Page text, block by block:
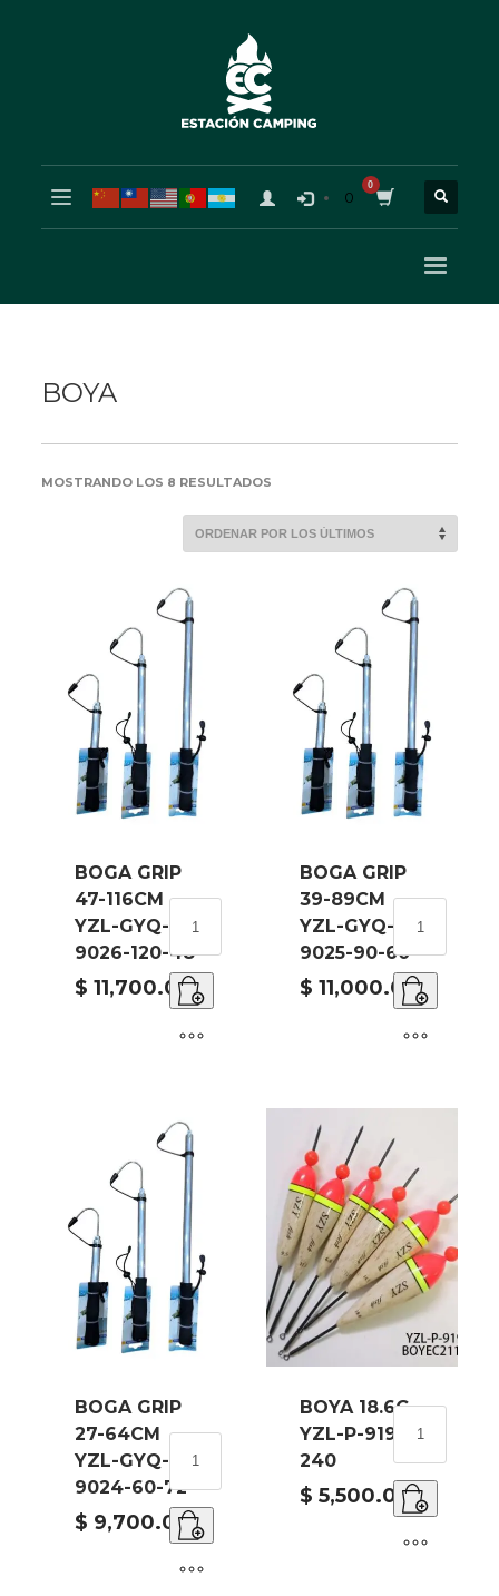
0
BOYA
MOSTRANDO LOS 8 RESULTADOS
ÚLTIMOS
BOGA GRIP
47-116CM
YZL-GYQ-
9026-120-48
$ 11,700.00
GRIP
47-
116CM
YZL-
GYQ-
cantidad
BOGA GRIP
39-89CM
YZL-GYQ-
9025-90-60
$ 11,000.00
GRIP
39-
89CM
YZL-
GYQ-
60
BOGA GRIP
27-64CM
YZL-GYQ-
9024-60-72
$ 9,700.00
GRIP
27-
64CM
YZL-
GYQ-
BOYA 18.6G
YZL-P-9198-
240
$ 5,500.00
BOYA
18.6G
YZL-
P-
9198-
240